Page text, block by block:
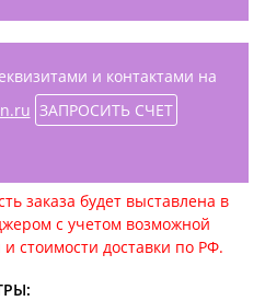
и контактами на
ЗАПРОСИТЬ СЧЕТ
заказа будет выставлена в
с учетом возможной
стоимости доставки по РФ.